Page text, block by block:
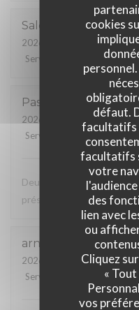
cookies
défaut.
facultatifs
facultatifs
votre
des
lien avec
ou
Cliquez
«
vos
Salomé
2026-08-07
- 19:30 -
Service
Ambiance: 5/
Pascal
2026-08-06
- 12:15 -
Service
Deuxième fois que je
présentation les saveurs.
arnaud
2026-08-03
- 12:15 -
Service
Ambiance : 3/